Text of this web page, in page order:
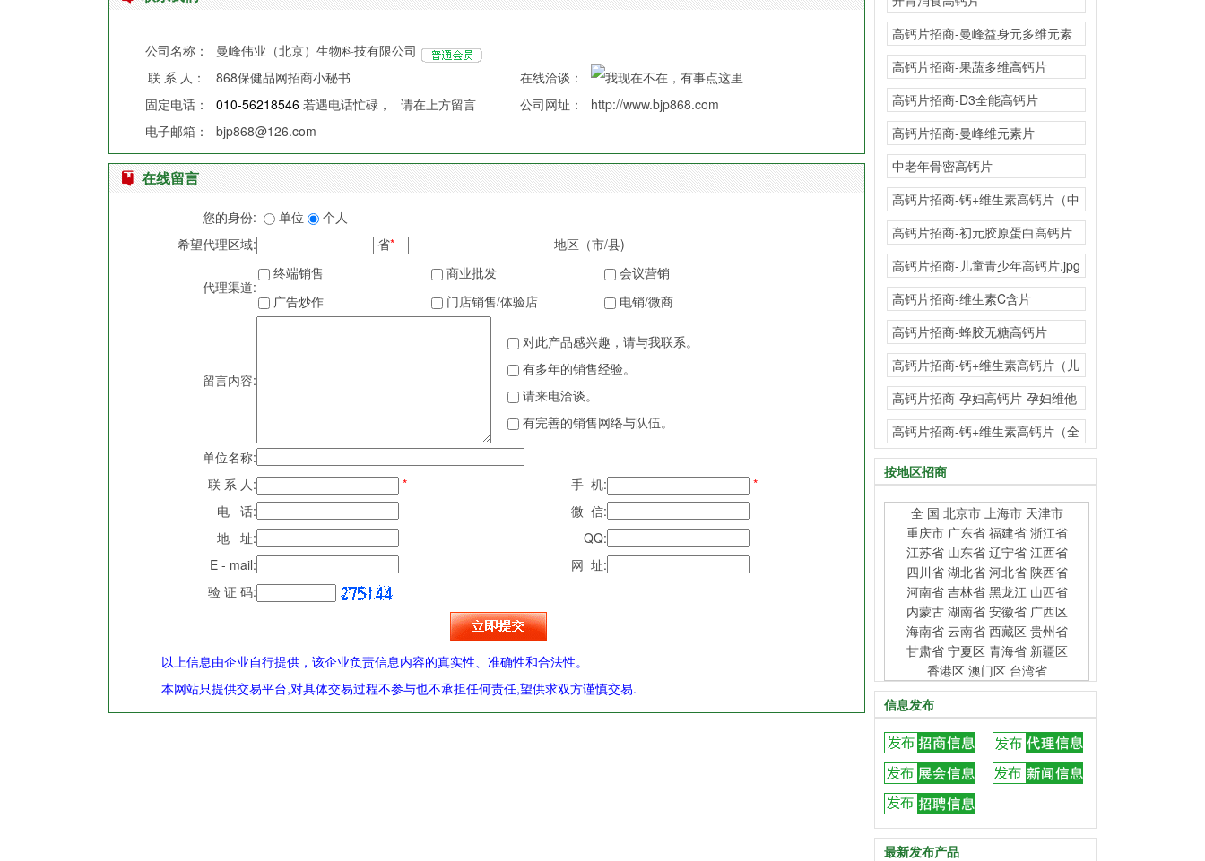
公司名称：
曼峰伟业（北京）生物科技有限公司
联 系 人：
868保健品网招商小秘书
在线洽谈：
固定电话：
010-56218546 若遇电话忙碌， 请在上方留言 公司网址：
http://www.bjp868.com
电子邮箱：
bjp868@126.com
在线留言
您的身份: 单位
个人
希望代理区域:
省* 地区（市/县)
代理渠道:
终端销售 商业批发
会议营销
广告炒作
门店销售/体验店 电销/微商
留言内容:
对此产品感兴趣，请与我联系。
有多年的销售经验。
请来电洽谈。
有完善的销售网络与队伍。
单位名称:
联 系 人:
* 手 机:
*
电 话:
微 信:
地 址:
QQ:
E - mail:
网 址:
验 证 码:
以上信息由企业自行提供，该企业负责信息内容的真实性、准确性和合法性。
本网站只提供交易平台,对具体交易过程不参与也不承担任何责任,望供求双方谨慎交易.
高钙片招商-曼峰益身元多维元素
片
高钙片招商-果蔬多维高钙片
高钙片招商-D3全能高钙片
高钙片招商-曼峰维元素片
中老年骨密高钙片
高钙片招商-钙+维生素高钙片（中
老年型）
高钙片招商-初元胶原蛋白高钙片
高钙片招商-儿童青少年高钙片.jpg
高钙片招商-维生素C含片
高钙片招商-蜂胶无糖高钙片
高钙片招商-钙+维生素高钙片（儿
童型）
高钙片招商-孕妇高钙片-孕妇维他
高钙片招商-钙+维生素高钙片（全
能型
按地区招商
全 国 北京市 上海市 天津市
重庆市 广东省 福建省 浙江省
江苏省 山东省 辽宁省 江西省
四川省 湖北省 河北省 陕西省
河南省 吉林省 黑龙江 山西省
内蒙古 湖南省 安徽省 广西区
海南省 云南省 西藏区 贵州省
甘肃省 宁夏区 青海省 新疆区
香港区 澳门区 台湾省
信息发布
最新发布产品